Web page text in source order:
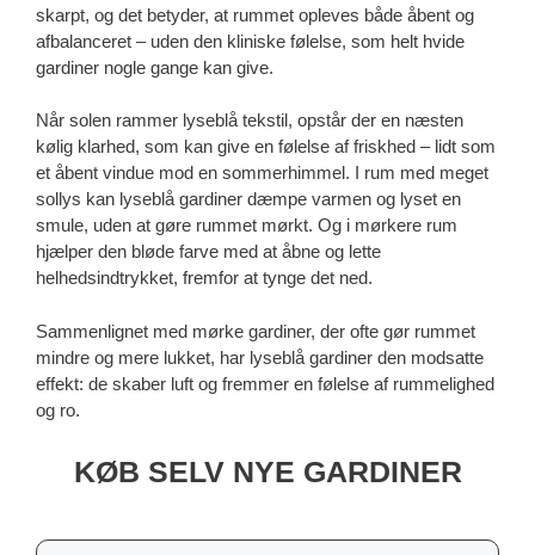
skarpt, og det betyder, at rummet opleves både åbent og
afbalanceret – uden den kliniske følelse, som helt hvide
gardiner nogle gange kan give.
Når solen rammer lyseblå tekstil, opstår der en næsten
kølig klarhed, som kan give en følelse af friskhed – lidt som
et åbent vindue mod en sommerhimmel. I rum med meget
sollys kan lyseblå gardiner dæmpe varmen og lyset en
smule, uden at gøre rummet mørkt. Og i mørkere rum
hjælper den bløde farve med at åbne og lette
helhedsindtrykket, fremfor at tynge det ned.
Sammenlignet med mørke gardiner, der ofte gør rummet
mindre og mere lukket, har lyseblå gardiner den modsatte
effekt: de skaber luft og fremmer en følelse af rummelighed
og ro.
KØB SELV NYE GARDINER